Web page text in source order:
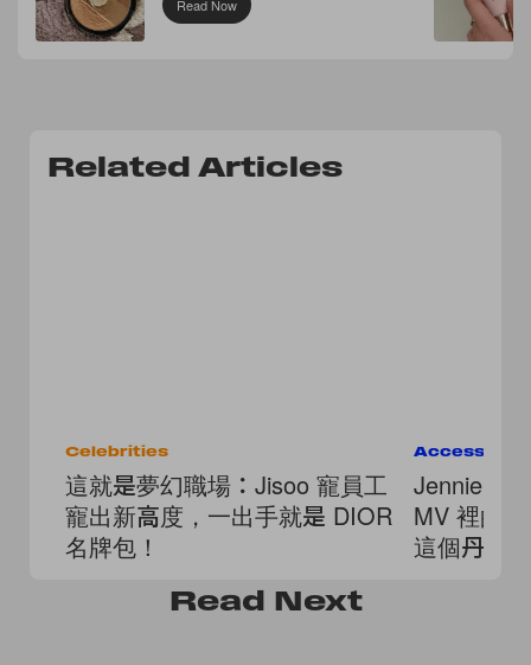
Read Now
Related Articles
Celebrities
這就是夢幻職場：Jisoo 寵員工
寵出新高度，一出手就是 DIOR
名牌包！
Jennie 同
MV 裡的
這個丹麥
Read Next